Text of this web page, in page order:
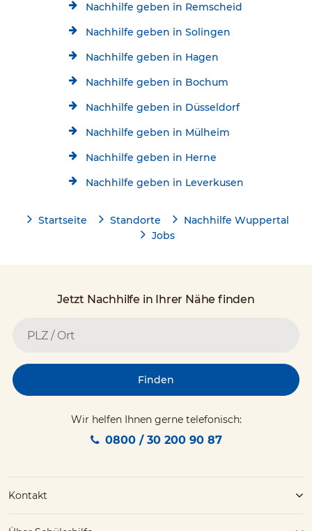
Nachhilfe geben in Remscheid
Nachhilfe geben in Solingen
Nachhilfe geben in Hagen
Nachhilfe geben in Bochum
Nachhilfe geben in Düsseldorf
Nachhilfe geben in Mülheim
Nachhilfe geben in Herne
Nachhilfe geben in Leverkusen
Startseite Standorte
Nachhilfe Wuppertal
Jobs
Jetzt Nachhilfe in Ihrer Nähe finden
Finden
Wir helfen Ihnen gerne telefonisch:
0800 / 30 200 90 87
Kontakt